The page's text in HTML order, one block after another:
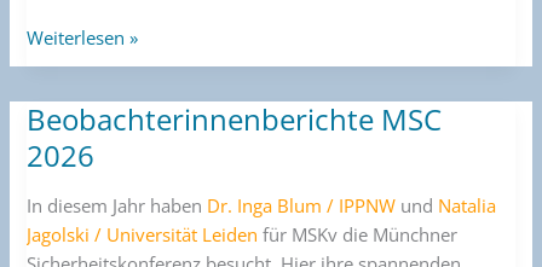
Weiterlesen »
Beobachterinnenberichte MSC
2026
In diesem Jahr haben Dr. Inga Blum / IPPNW und Natalia
Jagolski / Universität Leiden für MSKv die Münchner
Beobachterinnenberichte
MSC
2026